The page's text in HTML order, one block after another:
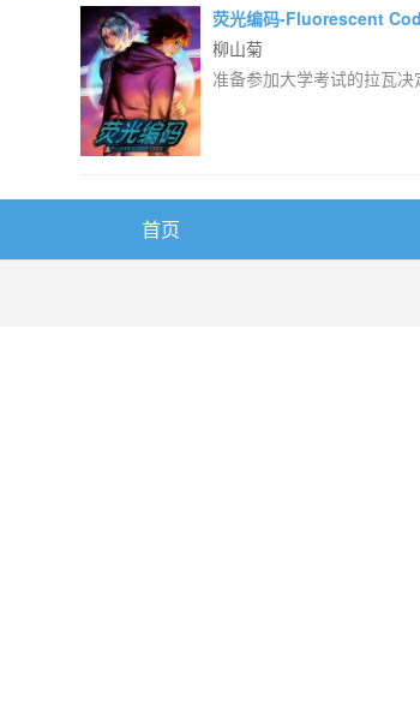
荧光编码-Fluorescent
柳山菊
准备参加大学考试的拉瓦
首页